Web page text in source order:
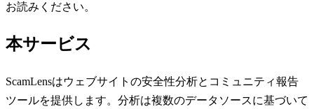
お読みください。
本サービス
ScamLensはウェブサイトの安全性分析とコミュニティ報告
ツールを提供します。分析は複数のデータソースに基づいて